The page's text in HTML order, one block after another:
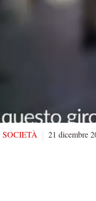
SOCIETÀ 21 dicembre